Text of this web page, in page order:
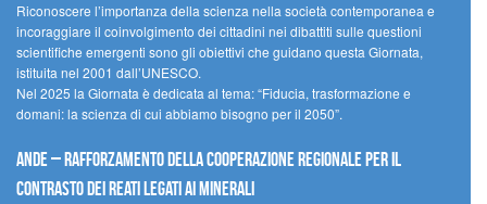
Riconoscere l’importanza della scienza nella società contemporanea e
incoraggiare il coinvolgimento dei cittadini nei dibattiti sulle questioni
scientifiche emergenti sono gli obiettivi che guidano questa Giornata,
istituita nel 2001 dall’UNESCO.
Nel 2025 la Giornata è dedicata al tema: “Fiducia, trasformazione e
domani: la scienza di cui abbiamo bisogno per il 2050”.
Ande – Rafforzamento della cooperazione regionale per il
contrasto dei reati legati ai minerali